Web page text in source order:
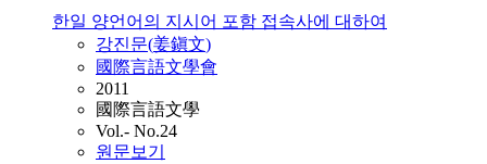
한일 양언어의 지시어 포함 접속사에 대하여
강진문(姜鎭文)
國際言語文學會
2011
國際言語文學
Vol.- No.24
원문보기